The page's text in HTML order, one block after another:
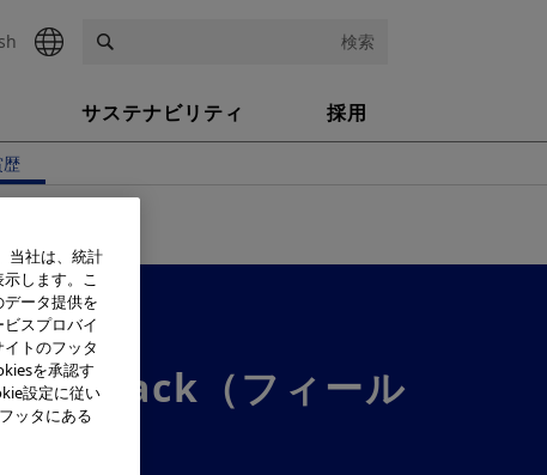
検索
サステナビリティ 採用
Track（フィール
リ）
当社は、統計
します。こ
ータ提供を
スプロバイ
トのフッタ
を承認す
設定に従い
ッタにある